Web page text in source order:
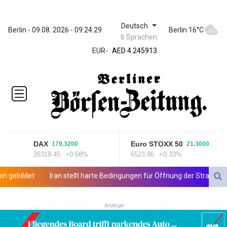
Berlin - 09.08. 2026 - 09:24:29 Deutsch
6 Sprachen
Berlin 16°C
EUR-
ZWL 372.275202
AED 4.245913
AED 4.245913
ALL 93.218842
AMD
422.094755
AOA
1060.176801
1724.882567
AUD 1.638747
AZN 1.97002
BDT 142.688227
DAX 179.3200
26319.45 +0.68%
Euro STOXX 50 21.3000
6523.86 +0.33%
Iran stellt harte Bedingungen für Öffnung der Straße von
Anzeige